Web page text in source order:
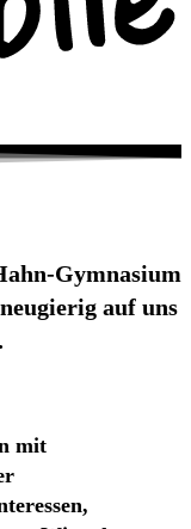
Gymnasium
auf uns
mit